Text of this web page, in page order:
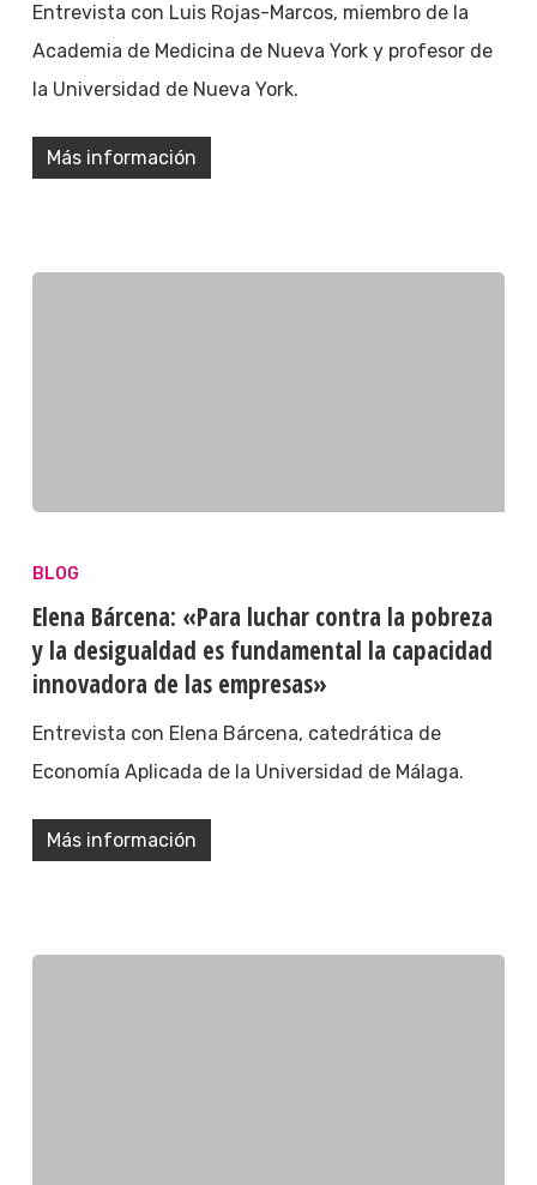
Entrevista con Luis Rojas-Marcos, miembro de la
Academia de Medicina de Nueva York y profesor de
la Universidad de Nueva York.
Más información
BLOG
Elena Bárcena: «Para luchar contra la pobreza
y la desigualdad es fundamental la capacidad
innovadora de las empresas»
Entrevista con Elena Bárcena, catedrática de
Economía Aplicada de la Universidad de Málaga.
Más información